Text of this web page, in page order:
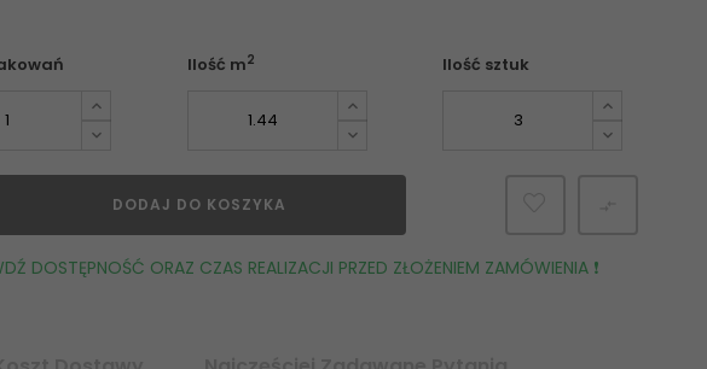
Ilość m2 Ilość sztuk
DODAJ DO KOSZYKA
DOSTĘPNOŚĆ ORAZ CZAS REALIZACJI PRZED ZŁOŻENIEM ZAMÓWIENIA ❗️